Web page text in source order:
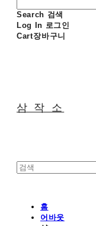
Search 검색
Log In 로그인
Cart장바구니
삼 작 소
홈
어바웃